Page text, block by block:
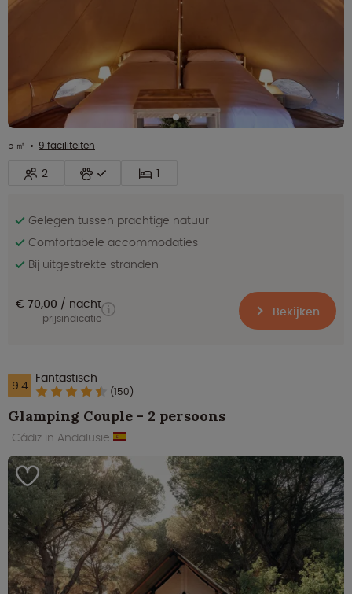
5 ㎡ 9 faciliteiten
2 1
Gelegen tussen prachtige natuur
Comfortabele accommodaties
Bij uitgestrekte stranden
€ 70,00 nacht
prijsindicatie Bekijken
9.4 Fantastisch
(150)
Glamping Couple - 2 persoons
Cádiz in Andalusië